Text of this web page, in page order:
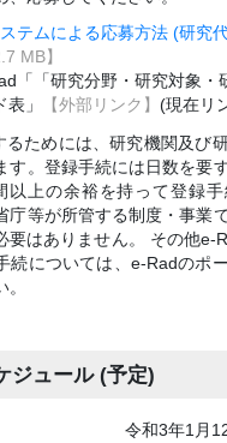
テムによる応募方法 (研究
MB】
「「研究分野・研究対象・
」
【外部リンク】(現在リ
るためには、研究機関及び
す。登録手続には日数を要
以上の余裕を持って登録手
庁等が所管する制度・事業
要はありません。 その他e-
続については、e-Radのポ
ジュール (予定)
令和3年1月